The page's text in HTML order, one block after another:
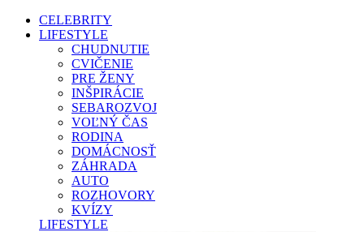
CELEBRITY
LIFESTYLE
CHUDNUTIE
CVIČENIE
PRE ŽENY
INŠPIRÁCIE
SEBAROZVOJ
VOĽNÝ ČAS
RODINA
DOMÁCNOSŤ
ZÁHRADA
AUTO
ROZHOVORY
KVÍZY
LIFESTYLE